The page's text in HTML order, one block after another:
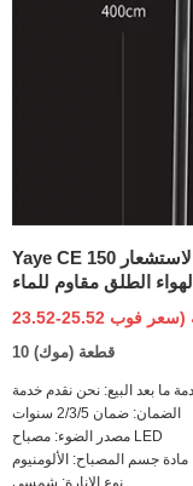
Yaye CE 150 واط مصدر الطاقة الشمسية الاستشعار ABS في
الهواء الطلق مقاوم للماء IP66 الشمسية LED الفيضانات نفق
قطعة الأسهم
10 قطعة (موك)
الضمان: ضمان 2/3/5 سنوات
مصدر الضوء: مصباح LED
مادة جسم المصباح: الألومنيوم
نوع الإنارة: شمسي